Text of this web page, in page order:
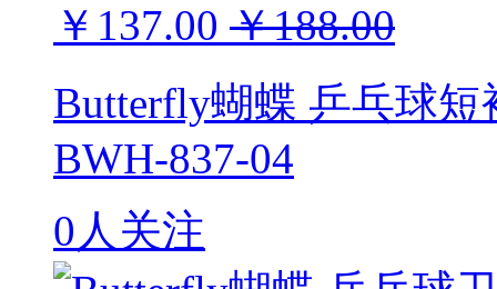
￥137.00 ￥188.00
Butterfly蝴蝶 乒乓球
BWH-837-04
0人关注